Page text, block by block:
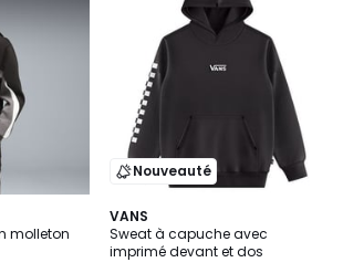
molleton
Nouveauté
VANS
Sweat à capuche avec
imprimé devant et dos